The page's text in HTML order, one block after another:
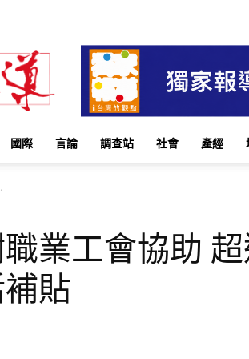
國際 言論 調查站 社會 產經
業工會協助
貼